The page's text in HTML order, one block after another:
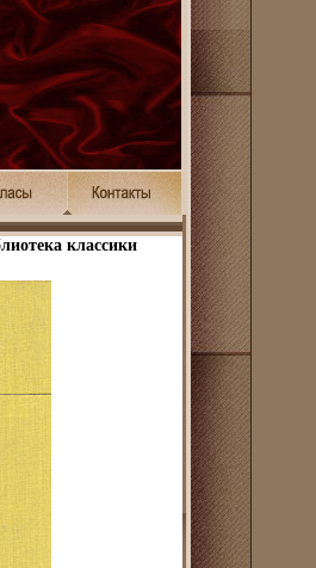
классики